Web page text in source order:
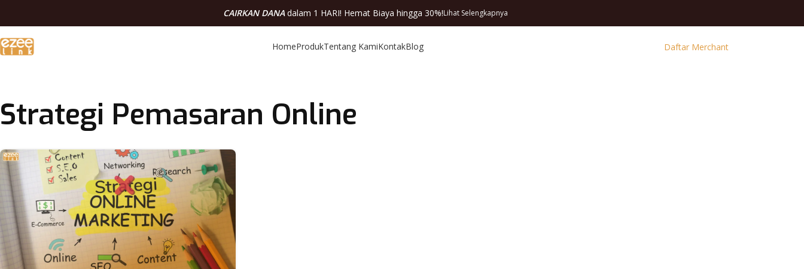
CAIRKAN DANAdalam 1 HARI! Hemat Biaya hingga 30%!Lihat Selengkapnya
HomeProdukTentang KamiKontakBlog Daftar Merchant
Strategi Pemasaran Online